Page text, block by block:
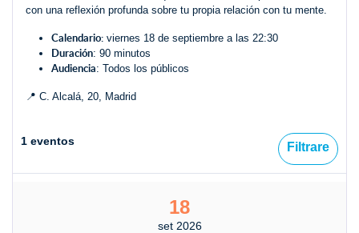
con una reflexión profunda sobre tu propia relación con tu mente.
Calendario: viernes 18 de septiembre a las 22:30
Duración: 90 minutos
Audiencia: Todos los públicos
📍 C. Alcalá, 20, Madrid
1 eventos Filtrare
18
set 2026